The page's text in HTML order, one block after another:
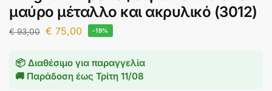
μαύρο μέταλλο και ακρυλικό (3012)
€93,00 € 75,00 -19%
📦 Διαθέσιμο για παραγγελία
🚚 Παράδοση έως Τρίτη 11/08